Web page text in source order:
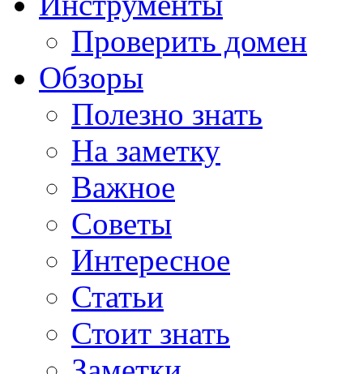
Проверить домен
Обзоры
Полезно знать
На заметку
Важное
Советы
Интересное
Статьи
Стоит знать